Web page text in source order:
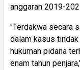
anggaran 2019-
"Terdakwa secara
dalam kasus
hukuman pidana
enam tahun